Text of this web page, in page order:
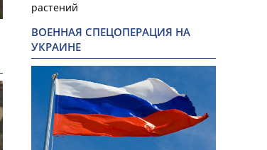
растений
ВОЕННАЯ СПЕЦОПЕРАЦИЯ НА
УКРАИНЕ